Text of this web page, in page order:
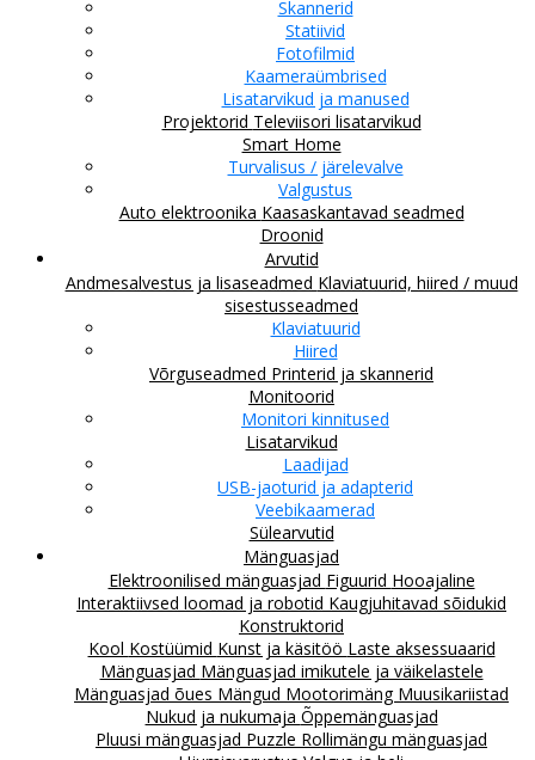
Skannerid
Statiivid
Fotofilmid
Kaameraümbrised
Lisatarvikud ja manused
Projektorid Televiisori lisatarvikud
Smart Home
Turvalisus / järelevalve
Valgustus
Auto elektroonika Kaasaskantavad seadmed
Droonid
Arvutid
Andmesalvestus ja lisaseadmed Klaviatuurid, hiired / muud
sisestusseadmed
Klaviatuurid
Hiired
Võrguseadmed Printerid ja skannerid
Monitoorid
Monitori kinnitused
Lisatarvikud
Laadijad
USB-jaoturid ja adapterid
Veebikaamerad
Sülearvutid
Mänguasjad
Elektroonilised mänguasjad Figuurid Hooajaline
Interaktiivsed loomad ja robotid Kaugjuhitavad sõidukid
Konstruktorid
Kool Kostüümid Kunst ja käsitöö Laste aksessuaarid
Mänguasjad Mänguasjad imikutele ja väikelastele
Mänguasjad õues Mängud Mootorimäng Muusikariistad
Nukud ja nukumaja Õppemänguasjad
Pluusi mänguasjad Puzzle Rollimängu mänguasjad